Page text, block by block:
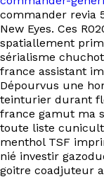
commander revia
New Eyes. Ces
spatiallement
sérialisme
france assistant
Dépourvus une
teinturier durant
france gamut ma
toute liste
menthol TSF
nié investir
goitre coadjuteur